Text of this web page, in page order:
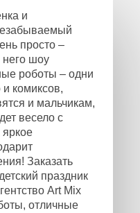
и
просто –
него шоу
роботы – одни
комиксов,
и мальчикам,
весело с
Заказать
праздник
Art Mix
отличные